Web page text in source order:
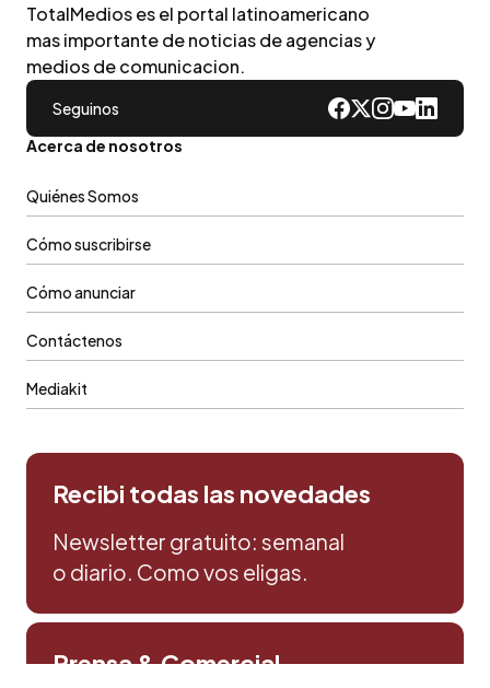
TotalMedios es el portal latinoamericano
mas importante de noticias de agencias y
medios de comunicacion.
Seguinos
Acerca de nosotros
Quiénes Somos
Cómo suscribirse
Cómo anunciar
Contáctenos
Mediakit
Recibi todas las novedades
Newsletter gratuito: semanal
o diario. Como vos eligas.
Prensa & Comercial